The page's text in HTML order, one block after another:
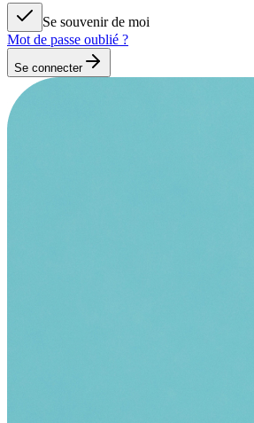
Se souvenir de moi
Mot de passe oublié ?
Se connecter